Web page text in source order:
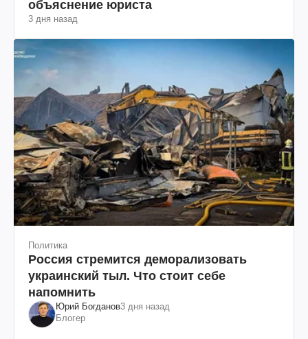
объяснение юриста
3 дня назад
Политика
Россия стремится деморализовать
украинский тыл. Что стоит себе
напомнить
Юрий Богданов3 дня назад
Блогер